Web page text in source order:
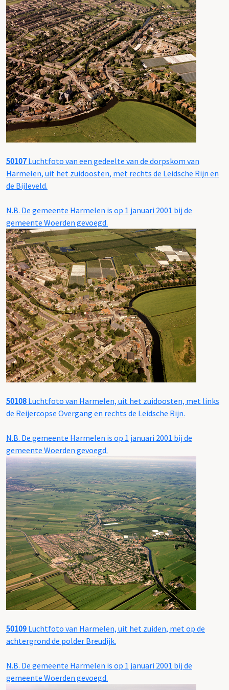
50107Luchtfoto van een gedeelte van de dorpskom van
Harmelen, uit het zuidoosten, met rechts de Leidsche Rijn en
de Bijleveld.
N.B. De gemeente Harmelen is op 1 januari 2001 bij de
gemeente Woerden gevoegd.
50108 Luchtfoto van Harmelen, uit het zuidoosten, met links
de Reijercopse Overgang en rechts de Leidsche Rijn.
N.B. De gemeente Harmelen is op 1 januari 2001 bij de
gemeente Woerden gevoegd.
50109 Luchtfoto van Harmelen, uit het zuiden, met op de
achtergrond de polder Breudijk.
N.B. De gemeente Harmelen is op 1 januari 2001 bij de
gemeente Woerden gevoegd.